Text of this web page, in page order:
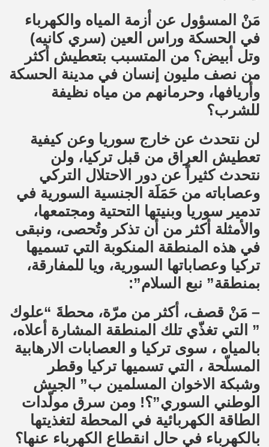
مَنْ المسؤول عن أزمة المياه والكهرباء
في الحسكة وراس العين (سري كانيه)
وتل أبيض؟ من المتسبب بتعطيش أكثر
من نصف مليون إنسان في مدينة الحسكة
وأريافها، وحرمانهم من مياه نظيفة
للشرب؟
لن نتحدث عن خارج سوريا وعن كيفية
تعطيش العراق من قبل تركيا، ولن
نتحدث كثيراً عن دور الاحتلال التركي
وعصاباته من حَمَلَة الجنسية السورية في
تدمير سوريا وبنيتها التحتية ومجتمعها،
والأمثلة أكثر من أن تذكر وتُحصى، ونبقى
في هذه المنطقة المنكوبة التي تسميها
تركيا وعصاباتها السورية، ويا للمفارقة،
بمنطقة” نبع السلام”:
– مَنْ قصف، أكثر من مرّة، محطةَ “علوك
” التي تغذّي تلك المنطقة المشارة أعلاه،
بالمياه ، سوى تركيا و العصابات الارهابية
المسلّحة ، التي تسميها تركيا وقطر
وشبكة الاخوان المسلمين ب” الجيش
الوطني السوري”؟! ومن سرق مولّدات
الطاقة الكهربائية في المحطة لتغذيتها
بالكهرباء في حال انقطاع الكهرباء عنها؟